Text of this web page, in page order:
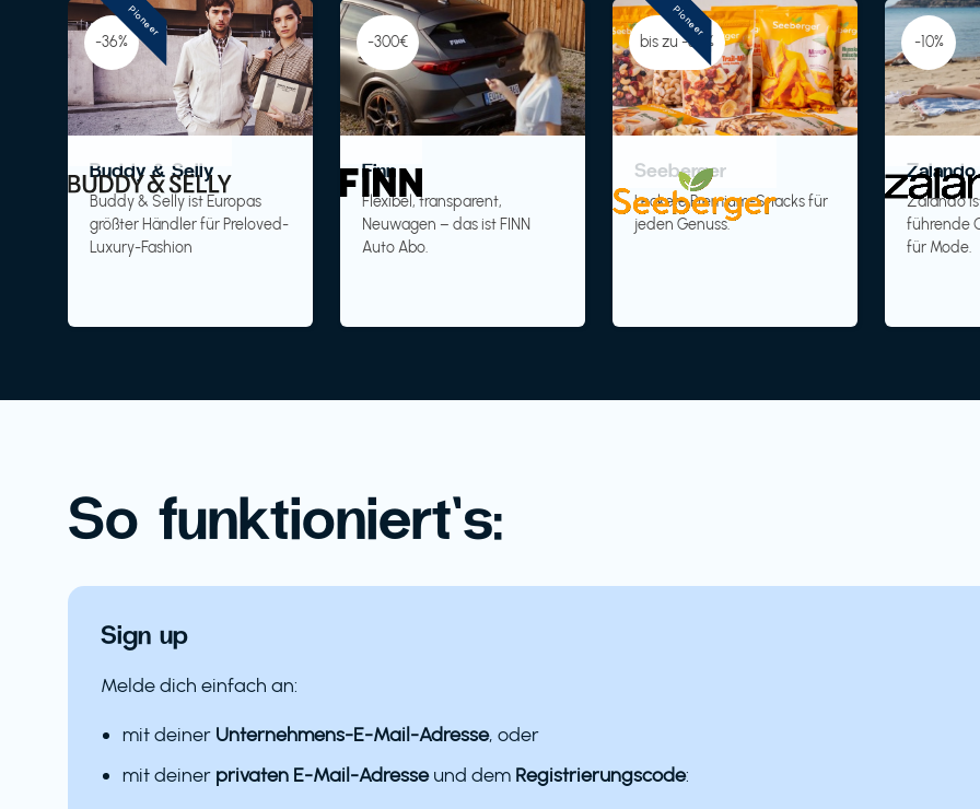
-36%
Buddy & Selly
Buddy & Selly ist Europas
größter Händler für Preloved-
Luxury-Fashion
Pioneer
-300€
Finn
Flexibel, transparent,
Neuwagen – das ist FINN
Auto Abo.
bis zu -30%
Seeberger
Leckere Premium-Snacks für
jeden Genuss.
Pioneer
-10%
Zalando
führende
für Mode.
So funktioniert’s:
Sign up
Melde dich einfach an:
mit deiner Unternehmens-E-Mail-Adresse, oder
mit deiner privaten E-Mail-Adresseund dem Registrierungscode: